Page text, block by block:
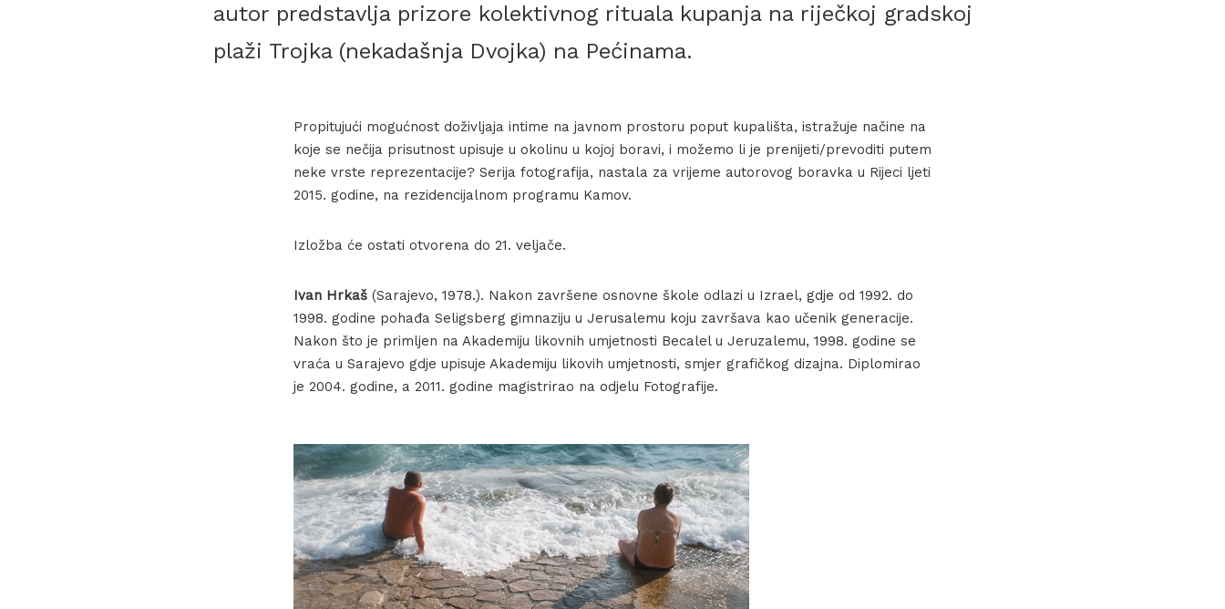
autor predstavlja prizore kolektivnog rituala kupanja na riječkoj gradskoj
plaži Trojka (nekadašnja Dvojka) na Pećinama.
Propitujući mogućnost doživljaja intime na javnom prostoru poput kupališta, istražuje načine na
koje se nečija prisutnost upisuje u okolinu u kojoj boravi, i možemo li je prenijeti/prevoditi putem
neke vrste reprezentacije? Serija fotografija, nastala za vrijeme autorovog boravka u Rijeci ljeti
2015. godine, na rezidencijalnom programu Kamov.
Izložba će ostati otvorena do 21. veljače.
Ivan Hrkaš (Sarajevo, 1978.). Nakon završene osnovne škole odlazi u Izrael, gdje od 1992. do
1998. godine pohađa Seligsberg gimnaziju u Jerusalemu koju završava kao učenik generacije.
Nakon što je primljen na Akademiju likovnih umjetnosti Becalel u Jeruzalemu, 1998. godine se
vraća u Sarajevo gdje upisuje Akademiju likovih umjetnosti, smjer grafičkog dizajna. Diplomirao
je 2004. godine, a 2011. godine magistrirao na odjelu Fotografije.